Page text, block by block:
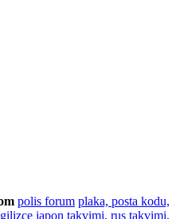
polis forum plaka, posta kodu,
japon takvimi, rus takvimi,